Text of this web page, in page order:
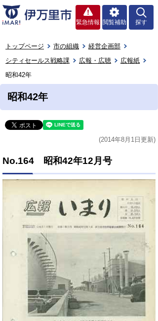
緊急情報 閲覧補助 探す
トップページ 市の組織
経営企画部
シティセールス戦略課
広報・広聴
広報紙
昭和42年
昭和42年
(2014年8月1日更新)
No.164 昭和42年12月号